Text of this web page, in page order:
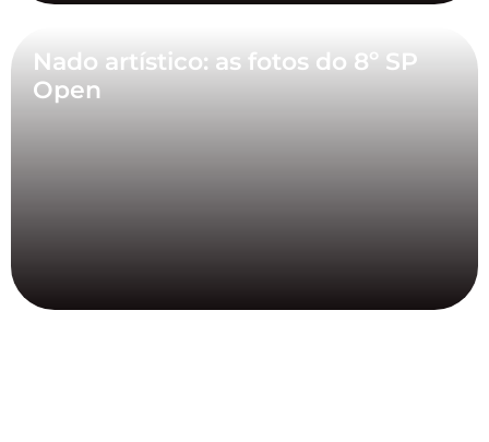
Nado artístico: as fotos do 8º SP
Open